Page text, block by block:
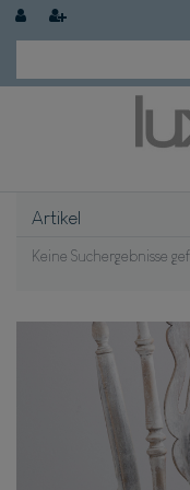
Artikel
Keine Suchergebnisse